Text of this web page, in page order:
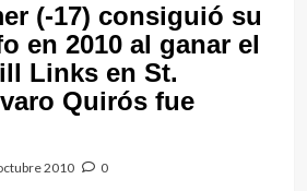
(-17) consiguió su
en 2010 al ganar el
Links en St.
Quirós fue
2010 0